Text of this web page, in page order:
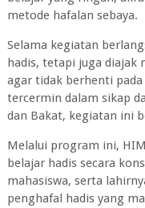
metode hafalan sebaya.
Selama kegiatan
hadis, tetapi juga diajak
agar tidak berhenti
tercermin dalam sikap
dan Bakat, kegiatan ini
Melalui program ini,
belajar hadis secara
mahasiswa, serta
penghafal hadis yang